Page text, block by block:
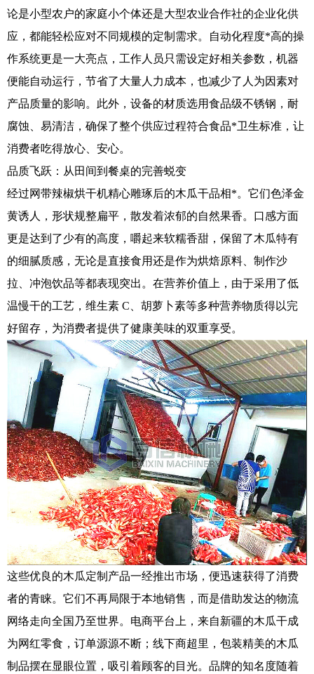
论是小型农户的家庭小个体还是大型农业合作社的企业化供
应，都能轻松应对不同规模的定制需求。自动化程度*高的操
作系统更是一大亮点，工作人员只需设定好相关参数，机器
便能自动运行，节省了大量人力成本，也减少了人为因素对
产品质量的影响。此外，设备的材质选用食品级不锈钢，耐
腐蚀、易清洁，确保了整个供应过程符合食品*卫生标准，让
消费者吃得放心、安心。
品质飞跃：从田间到餐桌的完善蜕变
经过网带辣椒烘干机精心雕琢后的木瓜干品相*。它们色泽金
黄诱人，形状规整扁平，散发着浓郁的自然果香。口感方面
更是达到了少有的高度，嚼起来软糯香甜，保留了木瓜特有
的细腻质感，无论是直接食用还是作为烘焙原料、制作沙
拉、冲泡饮品等都表现突出。在营养价值上，由于采用了低
温慢干的工艺，维生素 C、胡萝卜素等多种营养物质得以完
好留存，为消费者提供了健康美味的双重享受。
这些优良的木瓜定制产品一经推出市场，便迅速获得了消费
者的青睐。它们不再局限于本地销售，而是借助发达的物流
网络走向全国乃至世界。电商平台上，来自新疆的木瓜干成
为网红零食，订单源源不断；线下商超里，包装精美的木瓜
制品摆在显眼位置，吸引着顾客的目光。品牌的知名度随着